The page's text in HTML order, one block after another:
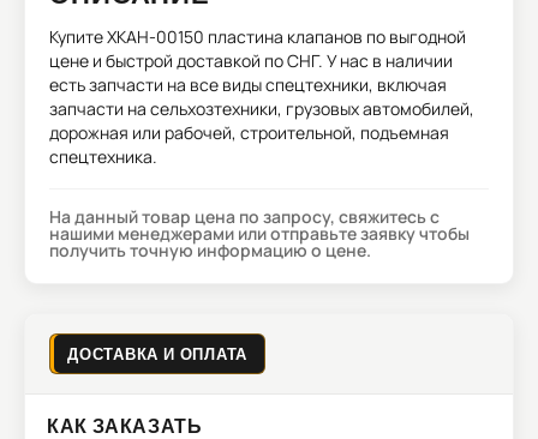
КупитеXKAH-00150 пластина клапанов по выгодной
цене и быстрой доставкой по СНГ. У нас в наличии
есть запчасти на все виды спецтехники, включая
запчасти на сельхозтехники, грузовых автомобилей,
дорожная или рабочей, строительной, подъемная
спецтехника.
На данный товар цена по запросу, свяжитесь с
нашими менеджерами или отправьте заявку чтобы
получить точную информацию о цене.
ДОСТАВКА И ОПЛАТА
КАК ЗАКАЗАТЬ